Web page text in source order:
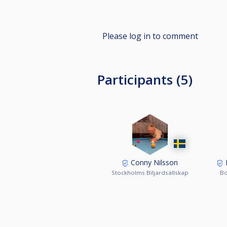
Please log in to comment
Participants (5)
Conny Nilsson
Stockholms Biljardsällskap